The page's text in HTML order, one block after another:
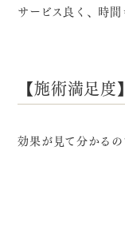
サービス良く、時
【施術満足度】
効果が見て分かるの